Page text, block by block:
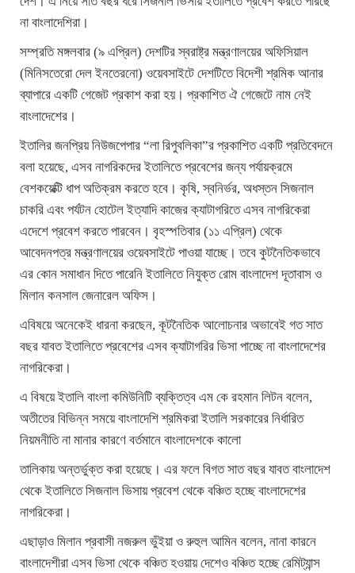
না বাংলাদেশিরা।
সম্প্রতি মঙ্গলবার (৯ এপ্রিল) দেশটির স্বরাষ্ট্র মন্ত্রণালয়ের অফিসিয়াল
(মিনিসতেরো দেল ইনতেরনো) ওয়েবসাইটে দেশটিতে বিদেশী শ্রমিক আনার
ব্যাপারে একটি গেজেট প্রকাশ করা হয়। প্রকাশিত ঐ গেজেটে নাম নেই
বাংলাদেশের।
ইতালির জনপ্রিয় নিউজপেপার “লা রিপুবলিকা”র প্রকাশিত একটি প্রতিবেদনে
বলা হয়েছে, এসব নাগরিকদের ইতালিতে প্রবেশের জন্য পর্যায়ক্রমে
বেশকয়েক্টি ধাপ অতিক্রম করতে হবে। কৃষি, স্বনির্ভর, অধস্তন সিজনাল
চাকরি এবং পর্যটন হোটেল ইত্যাদি কাজের ক্যাটাগরিতে এসব নাগরিকেরা
এদেশে প্রবেশ করতে পারবেন। বৃহস্পতিবার (১১ এপ্রিল) থেকে
আবেদনপত্র মন্ত্রণালয়ের ওয়েবসাইটে পাওয়া যাচ্ছে। তবে কুটনৈতিকভাবে
এর কোন সমাধান দিতে পারেনি ইতালিতে নিযুক্ত রোম বাংলাদেশ দূতাবাস ও
মিলান কনসাল জেনারেল অফিস।
এবিষয়ে অনেকেই ধারনা করছেন, কূটনৈতিক আলোচনার অভাবেই গত সাত
বছর যাবত ইতালিতে প্রবেশের এসব ক্যাটাগরির ভিসা পাচ্ছে না বাংলাদেশের
নাগরিকেরা।
এ বিষয়ে ইতালি বাংলা কমিউনিটি ব্যক্তিত্ব এম কে রহমান লিটন বলেন,
অতীতের বিভিন্ন সময়ে বাংলাদেশি শ্রমিকরা ইতালি সরকারের নির্ধারিত
নিয়মনীতি না মানার কারণে বর্তমানে বাংলাদেশকে কালো
তালিকায় অন্তর্ভুক্ত করা হয়েছে। এর ফলে বিগত সাত বছর যাবত বাংলাদেশ
থেকে ইতালিতে সিজনাল ভিসায় প্রবেশ থেকে বঞ্চিত হচ্ছে বাংলাদেশের
নাগরিকেরা।
এছাড়াও মিলান প্রবাসী নজরুল ভুঁইয়া ও রুহুল আমিন বলেন, নানা কারনে
বাংলাদেশীরা এসব ভিসা থেকে বঞ্চিত হওয়ায় দেশেও বঞ্চিত হচ্ছে রেমিট্যান্স